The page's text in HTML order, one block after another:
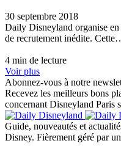
30 septembre 2018
Daily Disneyland organise en
de recrutement inédite.
4 min de lecture
Voir plus
Abonnez-vous à notre
Recevez les meilleurs bons
concernant Disneyland Paris
Guide, nouveautés et
Disney. Fièrement géré par